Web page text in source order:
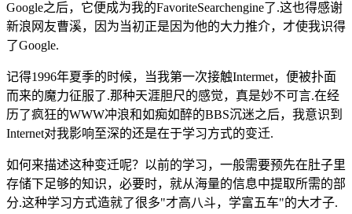
Google之后，它便成为我的FavoriteSearchengine了.这也得感谢
新浪网友曹溪，因为当初正是因为他的大力推介，才使我识得
了Google.
记得1996年夏季的时候，当我第一次接触Intermet，便被扑面
而来的魔力征服了.那种天涯胆尺的感觉，真是妙不可言.在经
历了疯狂的WWW冲浪和如痴如醉的BBS沉迷之后，我意识到
Internet对我影响至深的还是在于学习方式的变迁.
如何来描述这种变迁呢？以前的学习，一般需要预先在肚子里
存储下足够的知识，必要时，就从海量的信息中提取所需的部
分.这种学习方式造就了很多"才高八斗，学富五车"的大才子.